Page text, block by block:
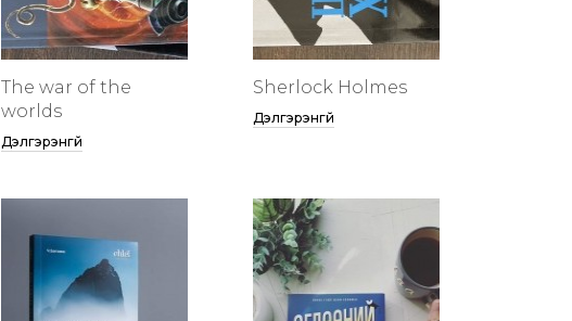
The war of the
worlds
Дэлгэрэнгүй
Sherlock Holmes
Дэлгэрэнгүй